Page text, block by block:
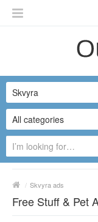
English
Русский
Українська
All categories
Skvyra
/ Skvyra ads
Free Stuff & Pet